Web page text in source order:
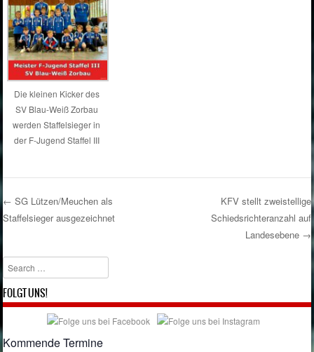
Die kleinen Kicker des
SV Blau-Weiß Zorbau
werden Staffelsieger in
der F-Jugend Staffel III
Post navigation
← SG Lützen/Meuchen als
Staffelsieger ausgezeichnet
KFV stellt zweistellige
Schiedsrichteranzahl auf
Landesebene →
Search
FOLGT UNS!
Kommende Termine